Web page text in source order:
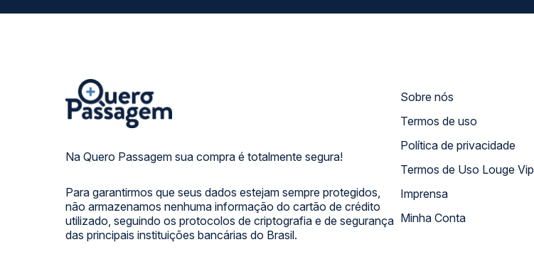
Na Quero Passagem sua compra é totalmente segura!
Para garantirmos que seus dados estejam sempre protegidos,
não armazenamos nenhuma informação do cartão de crédito
utilizado, seguindo os protocolos de criptografia e de segurança
das principais instituições bancárias do Brasil.
Sobre nós
Termos de uso
Política de privacidade
Termos de Uso Louge Vip
Imprensa
Minha Conta